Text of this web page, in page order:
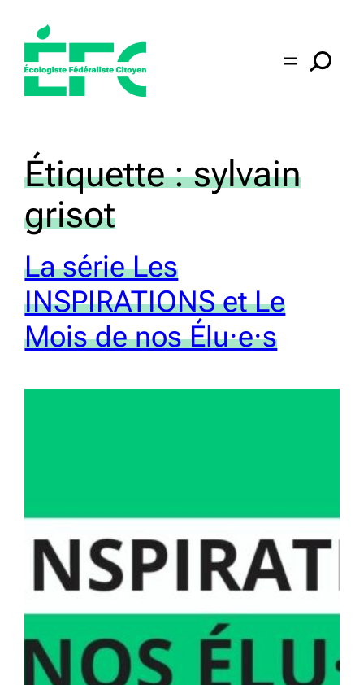
contenu
Étiquette :sylvain
grisot
La série Les
INSPIRATIONS et Le
Mois de nos Élu·e·s